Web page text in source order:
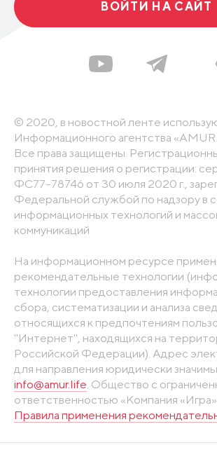
ВОЙТИ НА САЙТ
© 2020, в новостной ленте
Информационного агентства
Все права защищены.
принятия решения о регистрации:
ФС77-78746 от 30 июля 2020 г.,
Федеральной службой по надзору в
информационных технологий и
коммуникаций
На информационном ресурсе
рекомендательные технологии
технологии предоставления
сбора, систематизации и анализа
относящихся к предпочтениям
"Интернет", находящихся на
Российской Федерации). Адрес
для направления юридически
info@amur.life. Общество с
ответственностью «Компания
Правила применения